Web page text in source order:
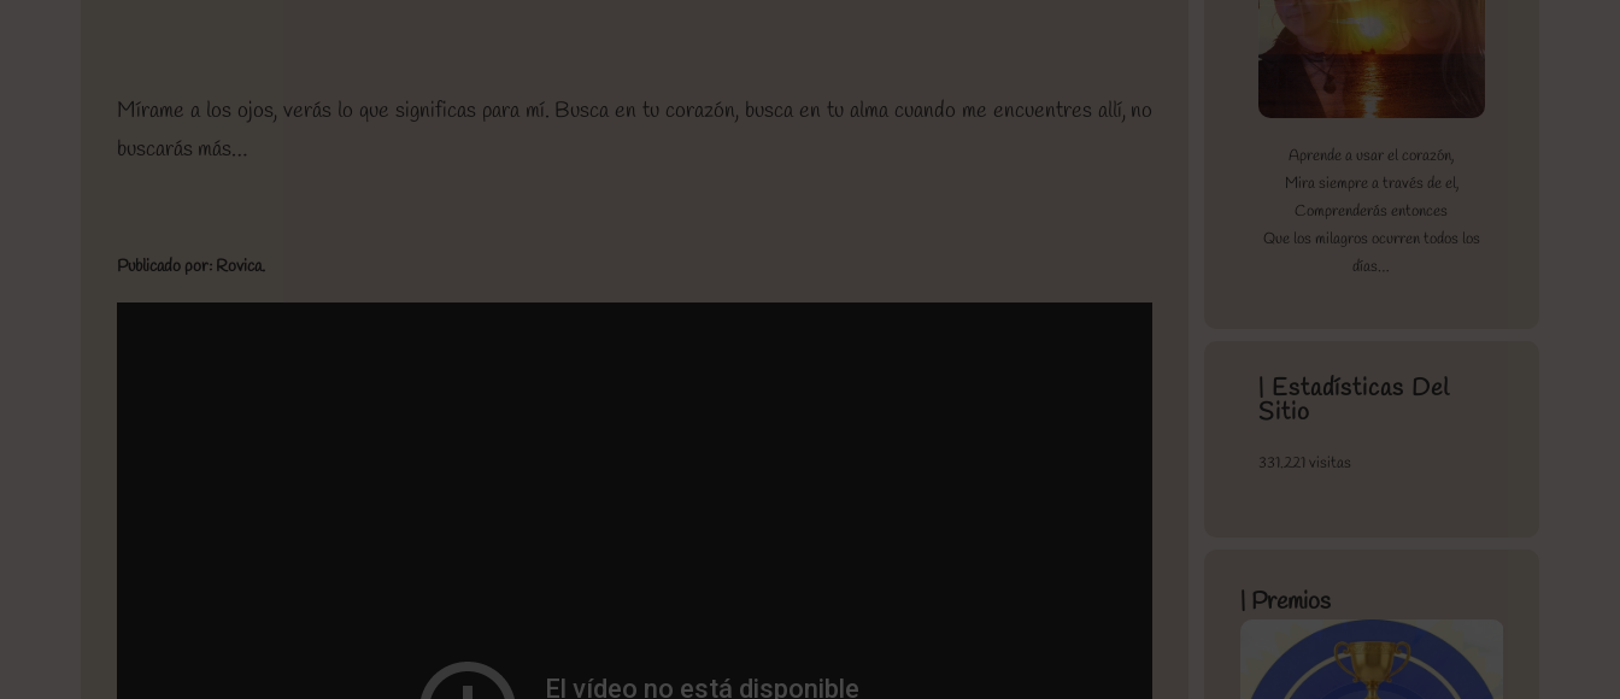
Mírame a los ojos, verás lo que significas para mí. Busca en tu corazón, busca en tu alma cuando me encuentres allí, no
buscarás más…
Publicado por: Rovica.
Aprende a usar el corazón,
Mira siempre a través de el,
Comprenderás entonces
Que los milagros ocurren todos los
días…
| Estadísticas Del
Sitio
331.221 visitas
| Premios